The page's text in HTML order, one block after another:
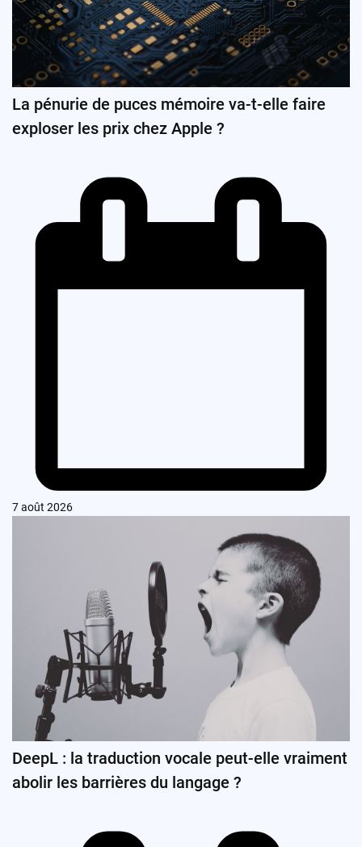
La pénurie de puces mémoire va-t-elle faire
exploser les prix chez Apple ?
7 août 2026
DeepL : la traduction vocale peut-elle vraiment
abolir les barrières du langage ?